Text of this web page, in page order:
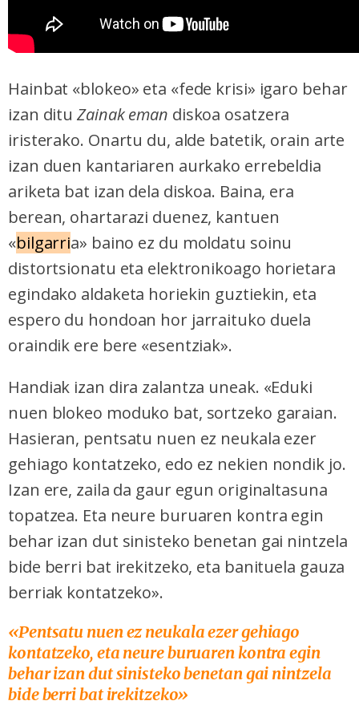
Hainbat «blokeo» eta «fede krisi» igaro behar
izan dituZainak eman diskoa osatzera
iristerako. Onartu du, alde batetik, orain arte
izan duen kantariaren aurkako errebeldia
ariketa bat izan dela diskoa. Baina, era
berean, ohartarazi duenez, kantuen
«bilgarria» baino ez du moldatu soinu
distortsionatu eta elektronikoago horietara
egindako aldaketa horiekin guztiekin, eta
espero du hondoan hor jarraituko duela
oraindik ere bere «esentziak».
Handiak izan dira zalantza uneak. «Eduki
nuen blokeo moduko bat, sortzeko garaian.
Hasieran, pentsatu nuen ez neukala ezer
gehiago kontatzeko, edo ez nekien nondik jo.
Izan ere, zaila da gaur egun originaltasuna
topatzea. Eta neure buruaren kontra egin
behar izan dut sinisteko benetan gai nintzela
bide berri bat irekitzeko, eta banituela gauza
berriak kontatzeko».
«Pentsatu nuen ez neukala ezer gehiago
kontatzeko, eta neure buruaren kontra egin
behar izan dut sinisteko benetan gai nintzela
bide berri bat irekitzeko»